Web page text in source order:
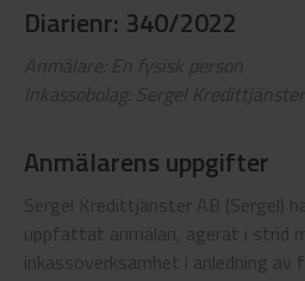
Diarienr: 340/2022
Anmälare: En fysisk person
Inkassobolag: Sergel
Anmälarens uppgifter
Sergel Kredittjänster AB (Sergel)
uppfattat anmälan, agerat i strid
inkassoverksamhet i anledning av